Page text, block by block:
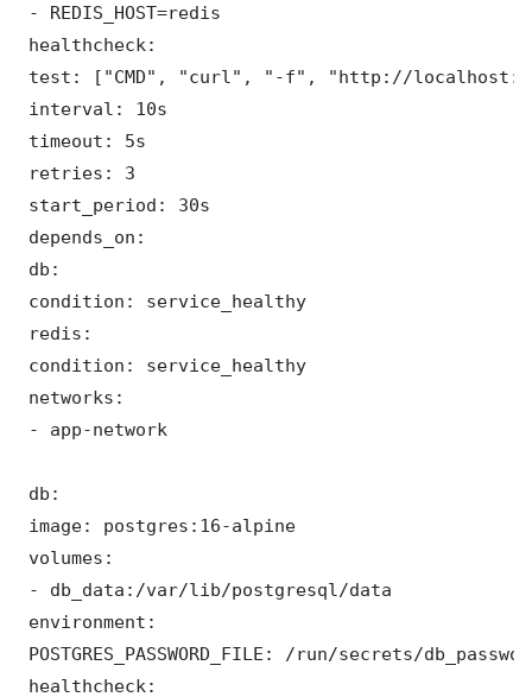
- REDIS_HOST=redis
healthcheck:
test: ["CMD", "curl", "-f", "http://
interval: 10s
timeout: 5s
retries: 3
start_period: 30s
depends_on:
db:
condition: service_healthy
redis:
condition: service_healthy
networks:
- app-network
db:
image: postgres:16-alpine
volumes:
- db_data:/var/lib/postgresql/data
environment:
POSTGRES_PASSWORD_FILE: /run/secrets/
healthcheck: